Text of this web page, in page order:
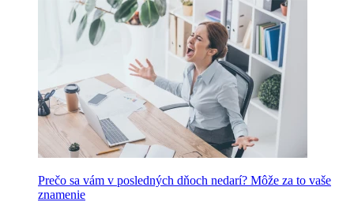
Prečo sa vám v posledných dňoch nedarí? Môže za to vaše
znamenie